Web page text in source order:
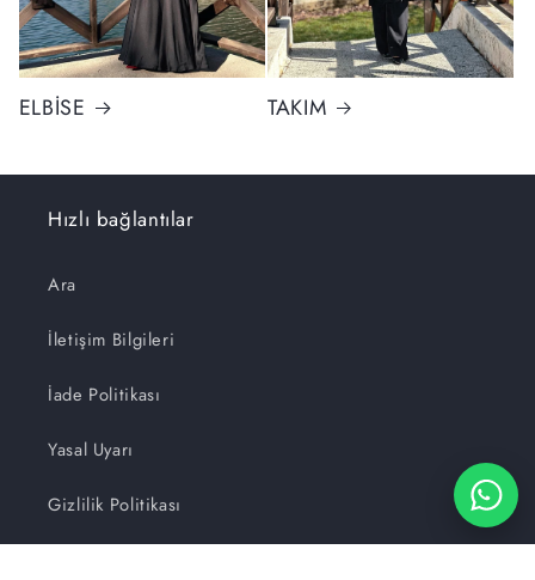
ELBİSE TAKIM
Hızlı bağlantılar
Ara
İletişim Bilgileri
İade Politikası
Yasal Uyarı
Gizlilik Politikası